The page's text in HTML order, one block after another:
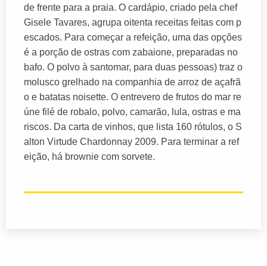
de frente para a praia. O cardápio, criado pela chef
Gisele Tavares, agrupa oitenta receitas feitas com p
escados. Para começar a refeição, uma das opções
é a porção de ostras com zabaione, preparadas no
bafo. O polvo à santomar, para duas pessoas) traz o
molusco grelhado na companhia de arroz de açafrã
o e batatas noisette. O entrevero de frutos do mar re
úne filé de robalo, polvo, camarão, lula, ostras e ma
riscos. Da carta de vinhos, que lista 160 rótulos, o S
alton Virtude Chardonnay 2009. Para terminar a ref
eição, há brownie com sorvete.